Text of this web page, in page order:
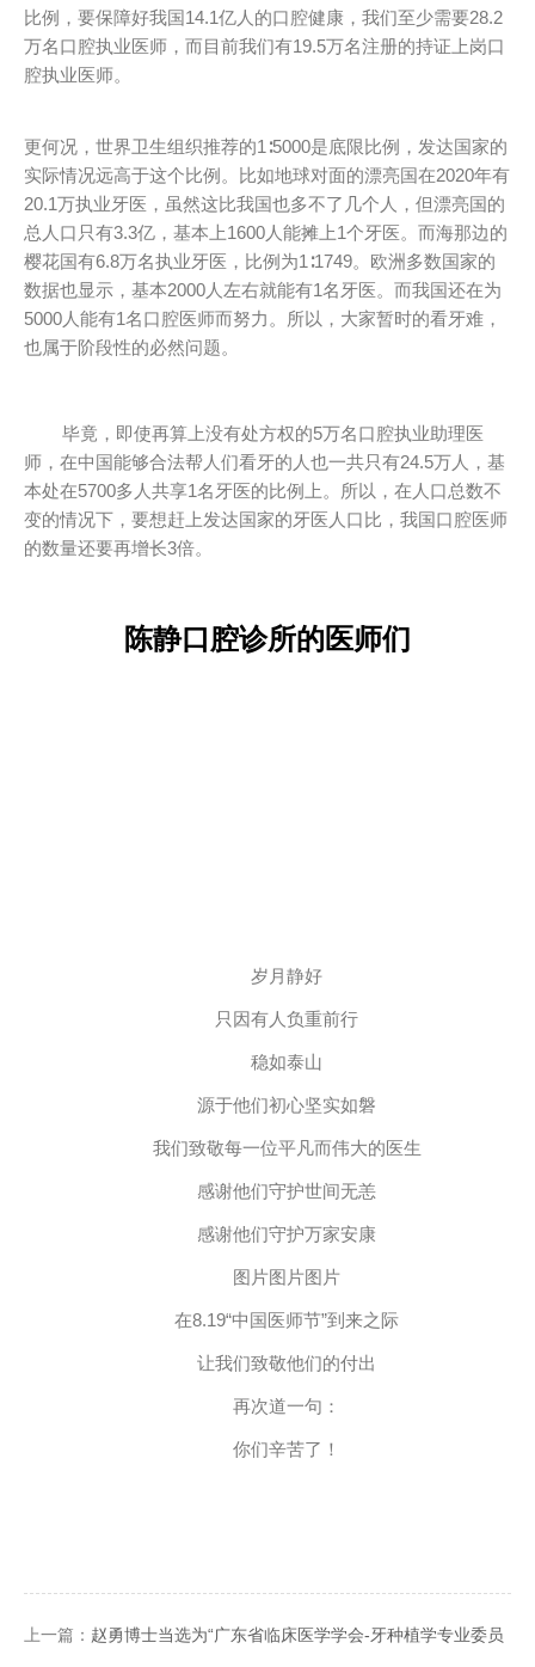
比例，要保障好我国14.1亿人的口腔健康，我们至少需要28.2
万名口腔执业医师，而目前我们有19.5万名注册的持证上岗口
腔执业医师。
更何况，世界卫生组织推荐的1∶5000是底限比例，发达国家的
实际情况远高于这个比例。比如地球对面的漂亮国在2020年有
20.1万执业牙医，虽然这比我国也多不了几个人，但漂亮国的
总人口只有3.3亿，基本上1600人能摊上1个牙医。而海那边的
樱花国有6.8万名执业牙医，比例为1∶1749。欧洲多数国家的
数据也显示，基本2000人左右就能有1名牙医。而我国还在为
5000人能有1名口腔医师而努力。所以，大家暂时的看牙难，
也属于阶段性的必然问题。
毕竟，即使再算上没有处方权的5万名口腔执业助理医
师，在中国能够合法帮人们看牙的人也一共只有24.5万人，基
本处在5700多人共享1名牙医的比例上。所以，在人口总数不
变的情况下，要想赶上发达国家的牙医人口比，我国口腔医师
的数量还要再增长3倍。
陈静口腔诊所的医师们
岁月静好
只因有人负重前行
稳如泰山
源于他们初心坚实如磐
我们致敬每一位平凡而伟大的医生
感谢他们守护世间无恙
感谢他们守护万家安康
图片图片图片
在8.19“中国医师节”到来之际
让我们致敬他们的付出
再次道一句：
你们辛苦了！
上一篇： 赵勇博士当选为“广东省临床医学学会-牙种植学专业委员